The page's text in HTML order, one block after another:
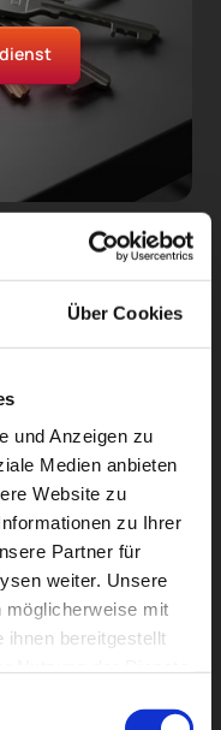
Über Cookies
und Anzeigen zu
Medien anbieten
Website zu
zu Ihrer
Partner für
weiter. Unsere
möglicherweise mit
ihnen bereitgestellt
Dazu
Kontrolle von
sowie das
geschützt